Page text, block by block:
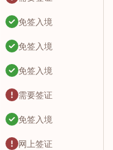
免签入境
免签入境
免签入境
需要签证
免签入境
网上签证